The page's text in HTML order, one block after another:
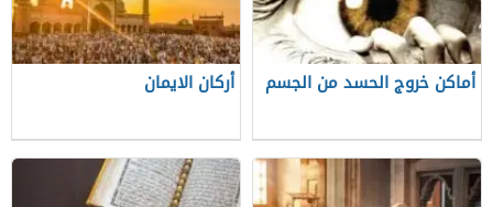
أماكن خروج الحسد من الجسم أركان الايمان